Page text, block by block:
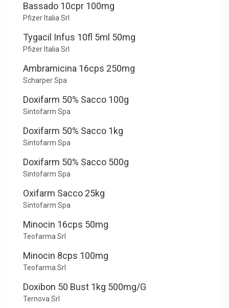
Bassado 10cpr 100mg
Pfizer Italia Srl
Tygacil Infus 10fl 5ml 50mg
Pfizer Italia Srl
Ambramicina 16cps 250mg
Scharper Spa
Doxifarm 50% Sacco 100g
Sintofarm Spa
Doxifarm 50% Sacco 1kg
Sintofarm Spa
Doxifarm 50% Sacco 500g
Sintofarm Spa
Oxifarm Sacco 25kg
Sintofarm Spa
Minocin 16cps 50mg
Teofarma Srl
Minocin 8cps 100mg
Teofarma Srl
Doxibon 50 Bust 1kg 500mg/G
Ternova Srl